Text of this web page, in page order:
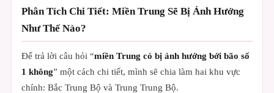
Phân Tích Chi Tiết: Miền Trung Sẽ Bị Ảnh Hưởng
Như Thế Nào?
Để trả lời câu hỏi “miền Trung có bị ảnh hưởng bởi bão số
1 không” một cách chi tiết, mình sẽ chia làm hai khu vực
chính: Bắc Trung Bộ và Trung Trung Bộ.